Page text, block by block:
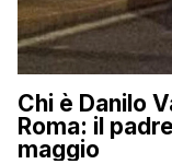
Chi è Danilo
Roma: il
maggio